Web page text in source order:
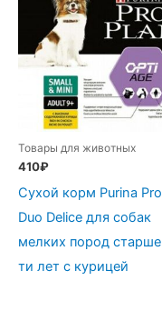
Товары для животных
410₽
Сухой корм Purina
Duo Delice для собак
мелких пород
ти лет с курицей